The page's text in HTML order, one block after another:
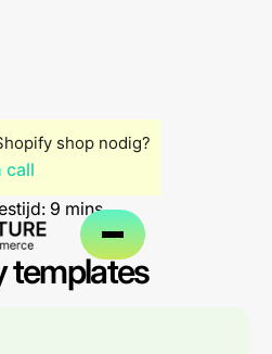
shop nodig?
call
9 mins
templates